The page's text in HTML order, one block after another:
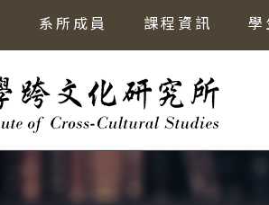
系所成員 課程資訊 學